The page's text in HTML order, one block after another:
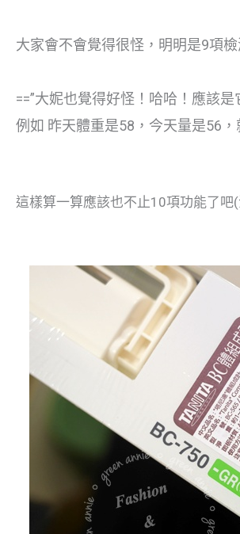
大家會不會覺得很怪，明明是9項
==”大妮也覺得好怪！哈哈！應該
例如 昨天體重是58，今天量是56
這樣算一算應該也不止10項功能了吧